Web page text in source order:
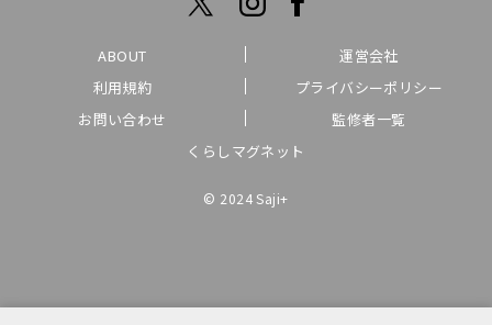
ABOUT
運営会社
利用規約
プライバシーポリシー
お問い合わせ
監修者一覧
くらしマグネット
© 2024 Saji+